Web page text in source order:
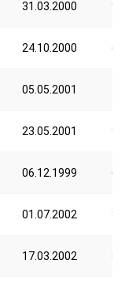
31.03.2000
24.10.2000
05.05.2001
23.05.2001
06.12.1999
01.07.2002
17.03.2002